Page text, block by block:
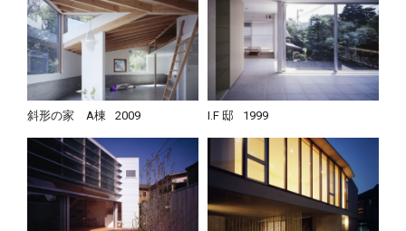
斜形の家 A棟 2009 I.F 邸 1999